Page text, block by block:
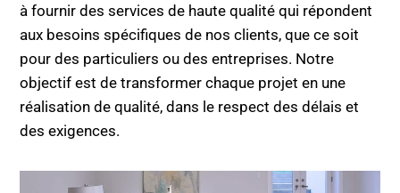
à fournir des services de haute qualité qui répondent
aux besoins spécifiques de nos clients, que ce soit
pour des particuliers ou des entreprises. Notre
objectif est de transformer chaque projet en une
réalisation de qualité, dans le respect des délais et
des exigences.